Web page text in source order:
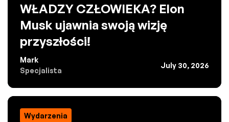
WŁADZY CZŁOWIEKA? Elon
Musk ujawnia swoją wizję
przyszłości!
Mark
Specjalista
July 30, 2026
Wydarzenia